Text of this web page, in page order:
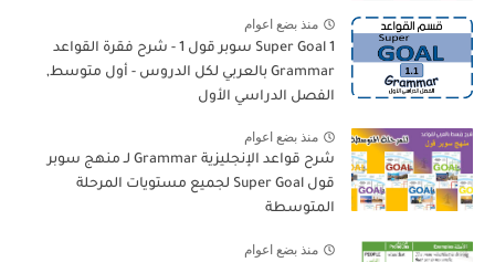
منذ بضع اعوام
Super Goal 1 سوبر قول 1 - شرح فقرة القواعد
Grammar بالعربي لكل الدروس - أول متوسط,
الفصل الدراسي الأول
منذ بضع اعوام
شرح قواعد الإنجليزية Grammar لـ منهج سوبر
قول Super Goal لجميع مستويات المرحلة
المتوسطة
منذ بضع اعوام